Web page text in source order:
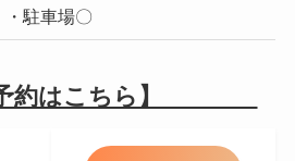
・駐車場〇
はこちら】